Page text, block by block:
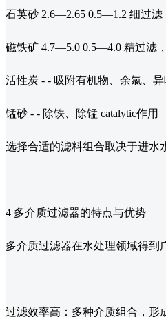
石英砂 2.6—2.65 0.5—1.2 细过
磁铁矿 4.7—5.0 0.5—4.0 精过滤
活性炭 - - 吸附有机物、余氯、
锰砂 - - 除铁、除锰 catalytic作用
选择合适的滤料组合取决于进水
4 多介质过滤器的特点与优势
多介质过滤器在水处理领域得到
过滤效率高：多种介质组合，形